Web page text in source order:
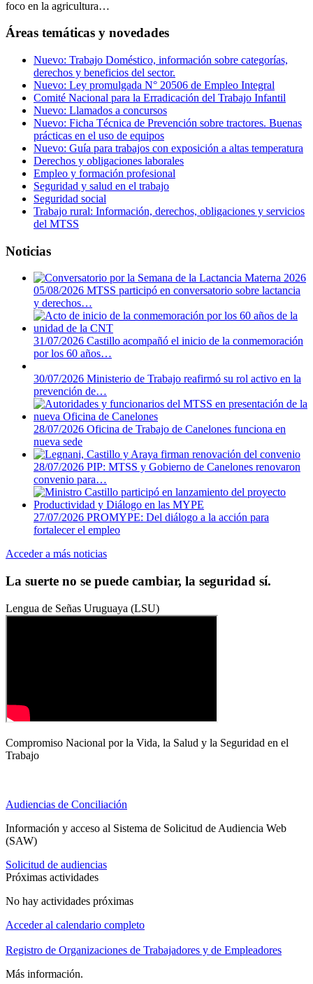
foco en la agricultura…
Áreas temáticas y novedades
Nuevo: Trabajo Doméstico, información sobre categorías,
derechos y beneficios del sector.
Nuevo: Ley promulgada N° 20506 de Empleo Integral
Comité Nacional para la Erradicación del Trabajo Infantil
Nuevo: Llamados a concursos
Nuevo: Ficha Técnica de Prevención sobre tractores. Buenas
prácticas en el uso de equipos
Nuevo: Guía para trabajos con exposición a altas temperatura
Derechos y obligaciones laborales
Empleo y formación profesional
Seguridad y salud en el trabajo
Seguridad social
Trabajo rural: Información, derechos, obligaciones y servicios
del MTSS
Noticias
05/08/2026 MTSS participó en conversatorio sobre lactancia
y derechos…
31/07/2026 Castillo acompañó el inicio de la conmemoración
por los 60 años…
30/07/2026 Ministerio de Trabajo reafirmó su rol activo en la
prevención de…
28/07/2026 Oficina de Trabajo de Canelones funciona en
nueva sede
28/07/2026 PIP: MTSS y Gobierno de Canelones renovaron
convenio para…
27/07/2026 PROMYPE: Del diálogo a la acción para
fortalecer el empleo
Acceder a más noticias
La suerte no se puede cambiar, la seguridad sí.
Lengua de Señas Uruguaya (LSU)
Compromiso Nacional por la Vida, la Salud y la Seguridad en el
Trabajo
Audiencias de Conciliación
Información y acceso al Sistema de Solicitud de Audiencia Web
(SAW)
Solicitud de audiencias
Próximas actividades
No hay actividades próximas
Acceder al calendario completo
Registro de Organizaciones de Trabajadores y de Empleadores
Más información.